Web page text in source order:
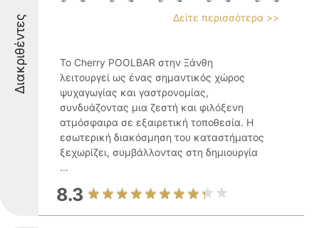
Διακριθέντες Δείτε περισσότερα >>
Το Cherry POOLBAR στην Ξάνθη
λειτουργεί ως ένας σημαντικός χώρος
ψυχαγωγίας και γαστρονομίας,
συνδυάζοντας μια ζεστή και φιλόξενη
ατμόσφαιρα σε εξαιρετική τοποθεσία. Η
εσωτερική διακόσμηση του καταστήματος
ξεχωρίζει, συμβάλλοντας στη δημιουργία
...
8.3